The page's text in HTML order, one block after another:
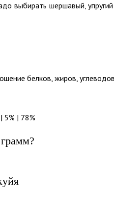
выбирать шершавый,
белков, жиров,
5% | 78%